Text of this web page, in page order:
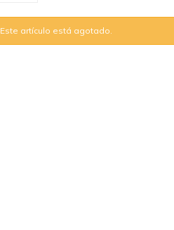
Este artículo está agotado.